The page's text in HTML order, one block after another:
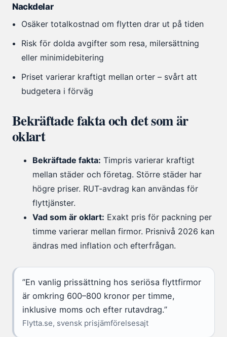
Nackdelar
Osäker totalkostnad om flytten drar ut på tiden
Risk för dolda avgifter som resa, milersättning
eller minimidebitering
Priset varierar kraftigt mellan orter – svårt att
budgetera i förväg
Bekräftade fakta och det som är
oklart
Bekräftade fakta: Timpris varierar kraftigt
mellan städer och företag. Större städer har
högre priser. RUT-avdrag kan användas för
flyttjänster.
Vad som är oklart: Exakt pris för packning per
timme varierar mellan firmor. Prisnivå 2026 kan
ändras med inflation och efterfrågan.
”En vanlig prissättning hos seriösa flyttfirmor
är omkring 600–800 kronor per timme,
inklusive moms och efter rutavdrag.”
Flytta.se, svensk prisjämförelsesajt